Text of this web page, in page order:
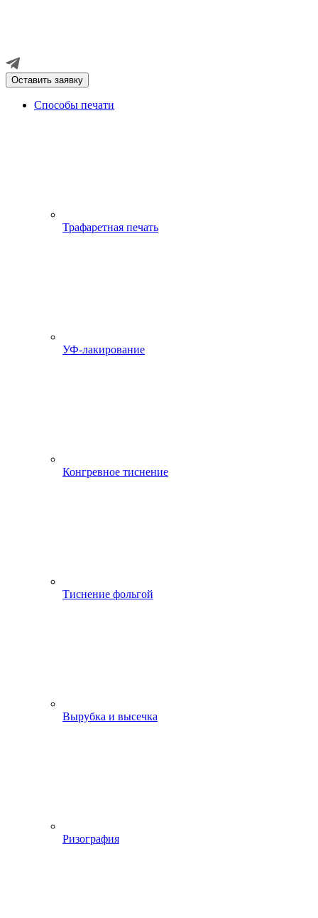
Оставить заявку
Способы печати
Трафаретная печать
УФ-лакирование
Конгревное тиснение
Тиснение фольгой
Вырубка и высечка
Ризография